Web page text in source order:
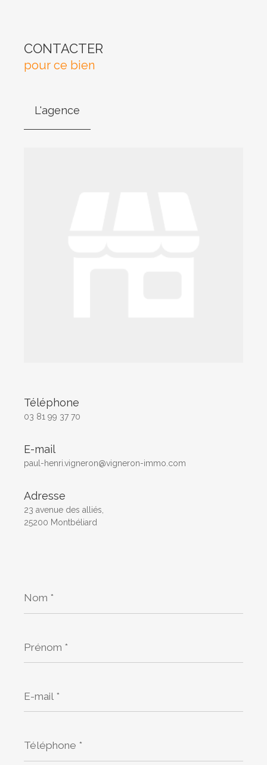
CONTACTER
pour ce bien
L'agence
Téléphone
03 81 99 37 70
E-mail
paul-henri.vigneron@vigneron-immo.com
Adresse
23 avenue des alliés,
25200 Montbéliard
*
*
mail
*